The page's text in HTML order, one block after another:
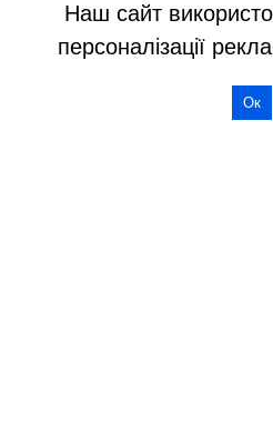
Наш сайт
персоналізації
Ок